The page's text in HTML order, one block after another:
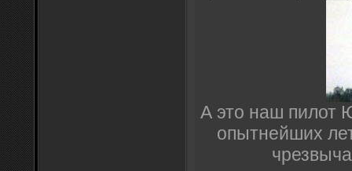
А это наш пилот
опытнейших